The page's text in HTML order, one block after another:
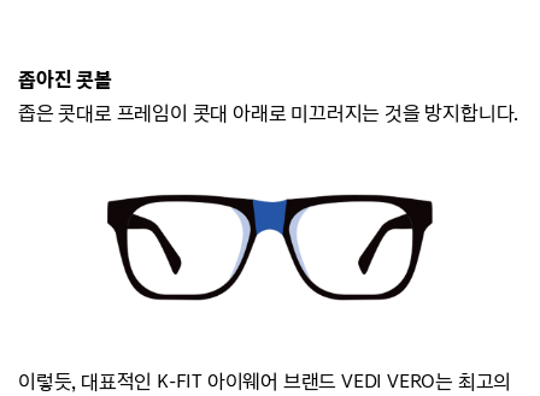
좁아진 콧볼
좁은 콧대로 프레임이 콧대 아래로 미끄러지는 것을 방지합니다.
이렇듯, 대표적인 K-FIT 아이웨어 브랜드VEDI VERO는 최고의